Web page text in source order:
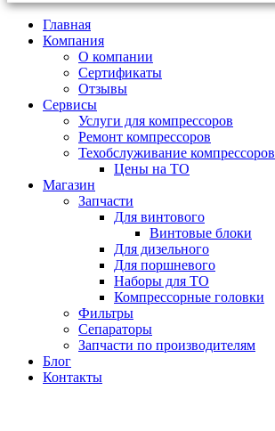
Главная
Компания
О компании
Сертификаты
Отзывы
Сервисы
Услуги для компрессоров
Ремонт компрессоров
Техобслуживание компрессоров
Цены на ТО
Магазин
Запчасти
Для винтового
Винтовые блоки
Для дизельного
Для поршневого
Наборы для ТО
Компрессорные головки
Фильтры
Сепараторы
Запчасти по производителям
Блог
Контакты